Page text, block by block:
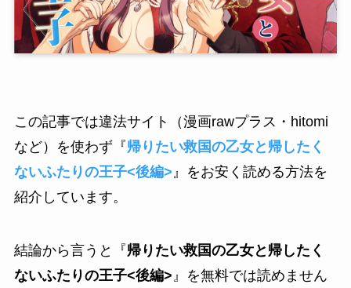
この記事では違法サイト（漫画rawプラス・hitomi
など）を使わず『帰りたい救国の乙女と帰したく
ないふたりの王子<後編>』をお安く読める方法を
紹介しています。
結論から言うと『帰りたい救国の乙女と帰したく
ないふたりの王子<後編>』を無料では読めません